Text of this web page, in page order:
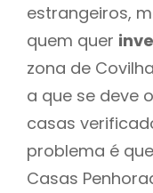
estrangeiros,
quem quer
zona de
a que se deve
casas
problema é
Casas